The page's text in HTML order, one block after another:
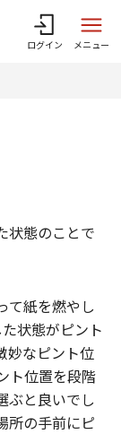
ログイン メニュー
状態のことで
て紙を燃やし
状態がピント
妙なピント位
ト位置を段階
ぶと良いでし
所の手前にピ